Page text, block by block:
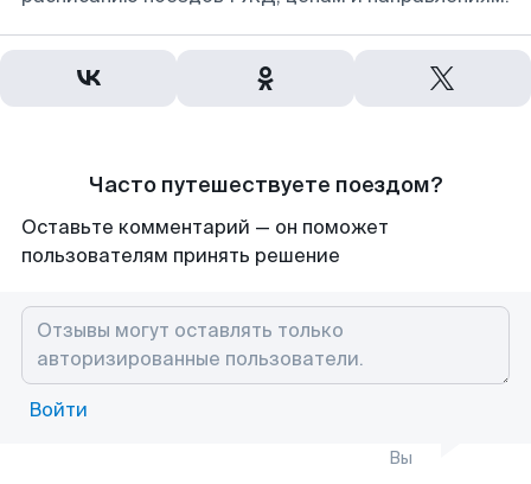
Часто путешествуете поездом?
Оставьте комментарий — он поможет
пользователям принять решение
Войти
Вы